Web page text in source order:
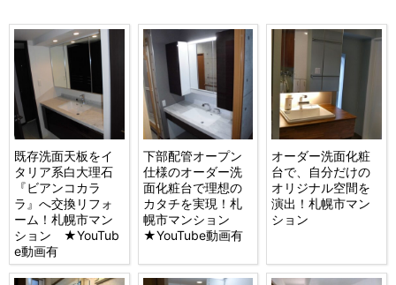
既存洗面天板をイ
タリア系白大理石
『ビアンコカラ
ラ』へ交換リフォ
ーム！札幌市マン
ション ★YouTub
e動画有
下部配管オープン
仕様のオーダー洗
面化粧台で理想の
カタチを実現！札
幌市マンション
★YouTube動画有
オーダー洗面化粧
台で、自分だけの
オリジナル空間を
演出！札幌市マン
ション